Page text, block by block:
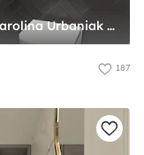
Modern Loft Bathroom - zdjęcie od Karolina Urbaniak Architektura Wnętrz
187